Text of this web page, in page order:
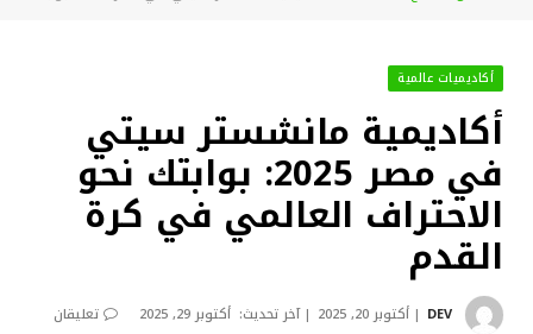
أكاديميات عالمية
أكاديمية مانشستر سيتي
في مصر 2025: بوابتك نحو
الاحتراف العالمي في كرة
القدم
DEV أكتوبر 20, 2025 آخر تحديث: أكتوبر 29, 2025
تعليقان